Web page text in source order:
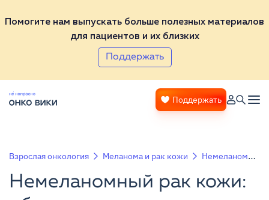
Помогите нам выпускать больше полезных материалов
для пациентов и их близких
Поддержать
Поддержать
Взрослая онкология Меланома и рак кожи Немеланомный рак кожи: общие вопросы
Немеланомный рак кожи: